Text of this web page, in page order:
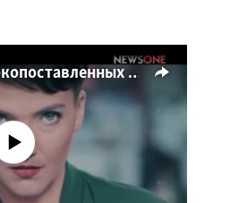
Страна самых высокопоставленных телеведущих. Почему политики захватили телеэфир Украины
currently available